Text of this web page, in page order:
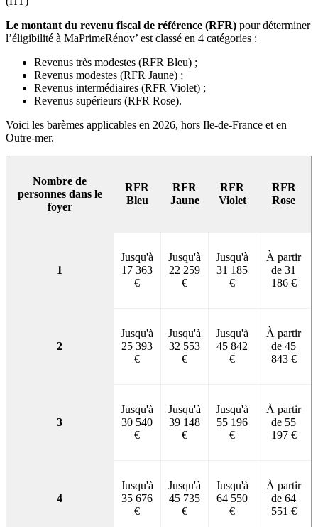
Le montant du revenu fiscal de référence (RFR) pour déterminer
l’éligibilité à MaPrimeRénov’ est classé en 4 catégories :
Revenus très modestes (RFR Bleu) ;
Revenus modestes (RFR Jaune) ;
Revenus intermédiaires (RFR Violet) ;
Revenus supérieurs (RFR Rose).
Voici les barèmes applicables en 2026, hors Ile-de-France et en
Outre-mer.
Nombre de
personnes dans le
foyer
RFR
Bleu
RFR
Jaune
RFR
Violet
RFR
Rose
1
Jusqu'à
17 363
€
Jusqu'à
22 259
€
Jusqu'à
31 185
€
À partir
de 31
186 €
2
Jusqu'à
25 393
€
Jusqu'à
32 553
€
Jusqu'à
45 842
€
À partir
de 45
843 €
3
Jusqu'à
30 540
€
Jusqu'à
39 148
€
Jusqu'à
55 196
€
À partir
de 55
197 €
4
Jusqu'à
35 676
€
Jusqu'à
45 735
€
Jusqu'à
64 550
€
À partir
de 64
551 €